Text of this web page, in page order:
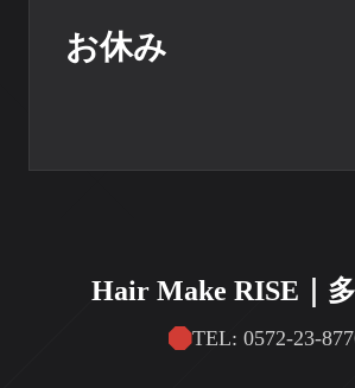
お休み
Hair Make RISE｜
TEL: 0572-23-